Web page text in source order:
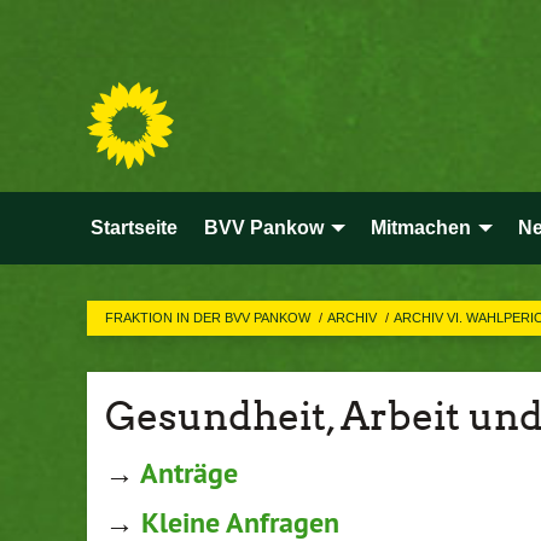
Startseite BVV Pankow Mitmachen
FRAKTION IN DER BVV PANKOW ARCHIV ARCHIV VI.
Gesundheit, Arbeit
→ Anträge
→ Kleine Anfragen